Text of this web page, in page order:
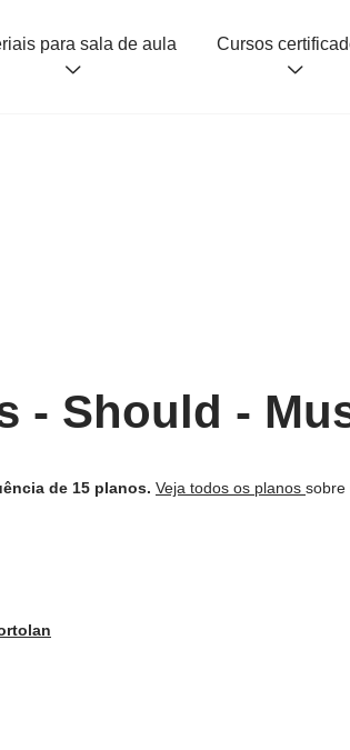
para sala de aula
- Should -
de 15 planos. Veja todos os planos sobre